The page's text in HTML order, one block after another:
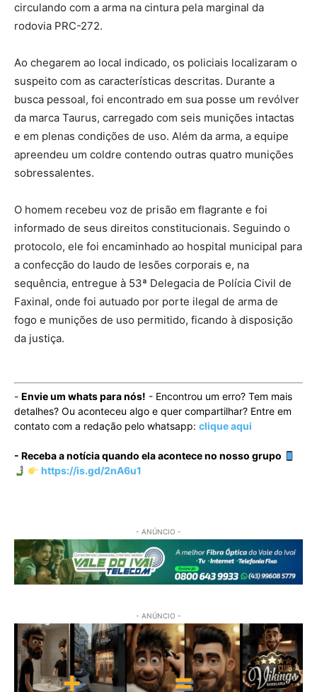
circulando com a arma na cintura pela marginal da
rodovia PRC-272.
Ao chegarem ao local indicado, os policiais localizaram o
suspeito com as características descritas. Durante a
busca pessoal, foi encontrado em sua posse um revólver
da marca Taurus, carregado com seis munições intactas
e em plenas condições de uso. Além da arma, a equipe
apreendeu um coldre contendo outras quatro munições
sobressalentes.
O homem recebeu voz de prisão em flagrante e foi
informado de seus direitos constitucionais. Seguindo o
protocolo, ele foi encaminhado ao hospital municipal para
a confecção do laudo de lesões corporais e, na
sequência, entregue à 53ª Delegacia de Polícia Civil de
Faxinal, onde foi autuado por porte ilegal de arma de
fogo e munições de uso permitido, ficando à disposição
da justiça.
- Envie um whats para nós! - Encontrou um erro? Tem mais
detalhes? Ou aconteceu algo e quer compartilhar? Entre em
contato com a redação pelo whatsapp: clique aqui
- Receba a notícia quando ela acontece no nosso grupo
https://is.gd/2nA6u1
- ANÚNCIO -
- ANÚNCIO -